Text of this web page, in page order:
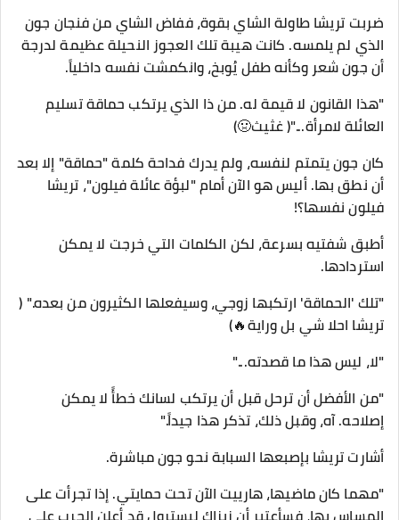
​ضربت تريشا طاولة الشاي بقوة، ففاض الشاي من فنجان جون
الذي لم يلمسه. كانت هيبة تلك العجوز النحيلة عظيمة لدرجة
أن جون شعر وكأنه طفل يُوبخ، وانكمشت نفسه داخلياً.
​"هذا القانون لا قيمة له. من ذا الذي يرتكب حماقة تسليم
العائلة لامرأة..."( غثيث🤢)
​كان جون يتمتم لنفسه، ولم يدرك فداحة كلمة "حماقة" إلا بعد
أن نطق بها. أليس هو الآن أمام "لبؤة عائلة فيلون"، تريشا
فيلون نفسها؟!
أطبق شفتيه بسرعة، لكن الكلمات التي خرجت لا يمكن
استردادها.
​"تلك 'الحماقة' ارتكبها زوجي، وسيفعلها الكثيرون من بعده." (
تريشا احلا شي بل وراية🔥)
"لا، ليس هذا ما قصدته..."
"من الأفضل أن ترحل قبل أن يرتكب لسانك خطأً لا يمكن
إصلاحه. آه، وقبل ذلك، تذكر هذا جيداً."
​أشارت تريشا بإصبعها السبابة نحو جون مباشرة.
​"مهما كان ماضيها، هارييت الآن تحت حمايتي. إذا تجرأت على